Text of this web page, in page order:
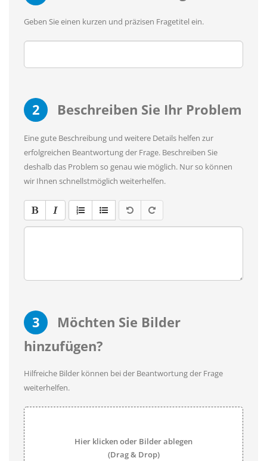
Geben Sie einen kurzen und präzisen Fragetitel ein.
2 Beschreiben Sie Ihr Problem
Eine gute Beschreibung und weitere Details helfen zur
erfolgreichen Beantwortung der Frage. Beschreiben Sie
deshalb das Problem so genau wie möglich. Nur so können
wir Ihnen schnellstmöglich weiterhelfen.
3
Möchten Sie Bilder
hinzufügen?
Hilfreiche Bilder können bei der Beantwortung der Frage
weiterhelfen.
Hier klicken oder Bilder ablegen
(Drag & Drop)